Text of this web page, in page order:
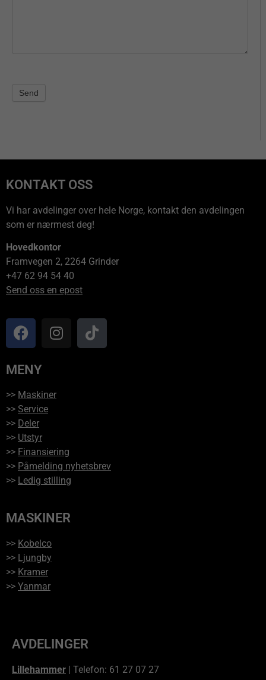
Send
KONTAKT OSS
Vi har avdelinger over hele Norge, kontakt den avdelingen
som er nærmest deg!
Hovedkontor
Framvegen 2, 2264 Grinder
+47 62 94 54 40
Send oss en epost
MENY
>> Maskiner
>> Service
>> Deler
>> Utstyr
>> Finansiering
>> Påmelding nyhetsbrev
>> Ledig stilling
MASKINER
>> Kobelco
>> Ljungby
>> Kramer
>> Yanmar
AVDELINGER
Lillehammer | Telefon: 61 27 07 27